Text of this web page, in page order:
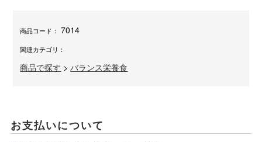
商品コード： 7014
関連カテゴリ：
商品で探す >バランス栄養食
お支払いについて